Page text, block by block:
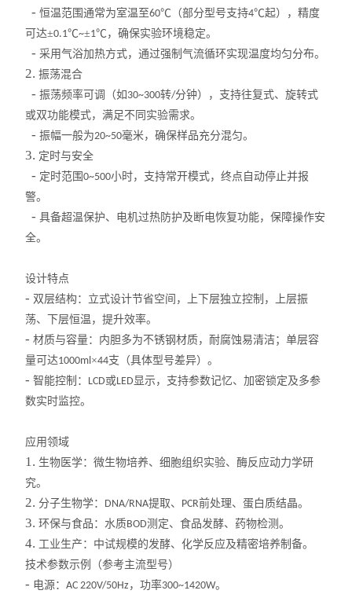
酒精沉淀罐/醇沉罐
不锈钢配制罐
多功能提取罐
高温循环油浴锅
玻璃反应釜
低温冷却液循环泵
高低温循环装置
低温反应浴/恒温槽
电热套
旋片式真空泵
显微熔点测定仪
蠕动泵
振荡器
微型真空泵
-恒温范围通常为室温至60℃（部分型号支持4℃起），精度
可达±0.1℃~±1℃，确保实验环境稳定。
-采用气浴加热方式，通过强制气流循环实现温度均匀分布。
2.振荡混合
-振荡频率可调（如 30~300转/分钟），支持往复式、旋转式
或双功能模式，满足不同实验需求。
-振幅一般为20~50毫米，确保样品充分混匀。
3. 定时与安全
- 定时范围0~500小时，支持常开模式，终点自动停止并报
警。
-具备超温保护、电机过热防护及断电恢复功能，保障操作安
全。
设计特点
- 双层结构：立式设计节省空间，上下层独立控制，上层振
荡、下层恒温，提升效率。
-材质与容量：内胆多为不锈钢材质，耐腐蚀易清洁；单层容
量可达1000ml×44支（具体型号差异）。
-智能控制： LCD或LED显示，支持参数记忆、加密锁定及多参
数实时监控。
应用领域
1. 生物医学：微生物培养、细胞组织实验、酶反应动力学研
究。
2. 分子生物学： DNA/RNA提取、 PCR前处理、蛋白质结晶。
3.环保与食品：水质BOD测定、食品发酵、药物检测。
4. 工业生产：中试规模的发酵、化学反应及精密培养制备。
技术参数示例（参考主流型号）
- 电源：AC 220V/50Hz ，功率300~1420W。